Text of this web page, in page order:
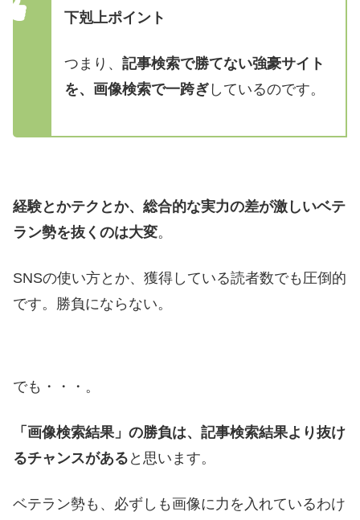
下剋上ポイント
つまり、 記事検索で勝てない強豪サイト
を、画像検索で一跨ぎ しているのです。
経験とかテクとか、総合的な実力の差が激しいベテ
ラン勢を抜くのは大変。
SNSの使い方とか、獲得している読者数でも圧倒的
です。勝負にならない。
でも・・・。
「画像検索結果」の勝負は、記事検索結果より抜け
るチャンスがある と思います。
ベテラン勢も、必ずしも画像に力を入れているわけ